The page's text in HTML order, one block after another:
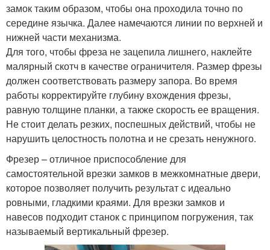
замок таким образом, чтобы она проходила точно по
середине язычка. Далее намечаются линии по верхней и
нижней части механизма.
Для того, чтобы фреза не зацепила лишнего, наклейте
малярный скотч в качестве ограничителя. Размер фрезы
должен соответствовать размеру запора. Во время
работы корректируйте глубину вхождения фрезы,
равную толщине планки, а также скорость ее вращения.
Не стоит делать резких, поспешных действий, чтобы не
нарушить целостность полотна и не срезать ненужного.
Фрезер – отличное приспособление для
самостоятельной врезки замков в межкомнатные двери,
которое позволяет получить результат с идеально
ровными, гладкими краями. Для врезки замков и
навесов подходит станок с принципом погружения, так
называемый вертикальный фрезер.